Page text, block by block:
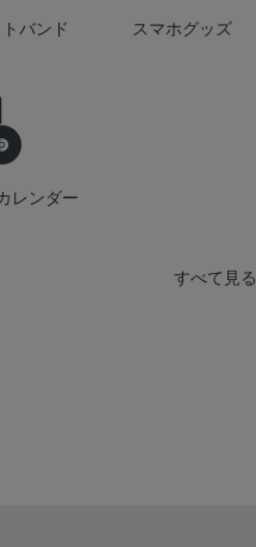
バンド スマホグッズ
レンダー
すべて見る